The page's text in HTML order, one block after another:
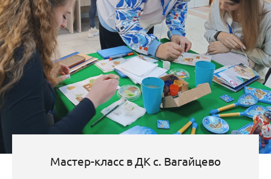
Мастер-класс в ДК с. Вагайцево